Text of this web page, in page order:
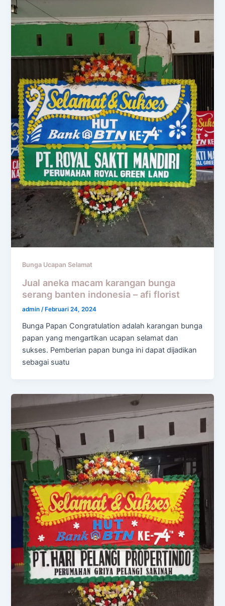
Bunga Ucapan Selamat
Jual aneka macam karangan bunga
serang banten indonesia – afi florist
admin/ Februari 24, 2024
Bunga Papan Congratulation adalah karangan bunga
papan yang mengartikan ucapan selamat dan
sukses. Pemberian papan bunga ini dapat dijadikan
sebagai suatu